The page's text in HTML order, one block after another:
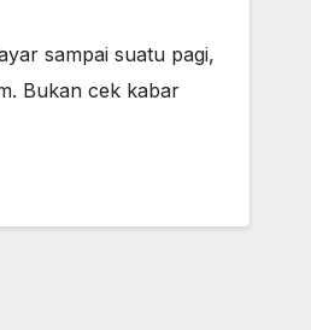
sampai suatu pagi,
Bukan cek kabar